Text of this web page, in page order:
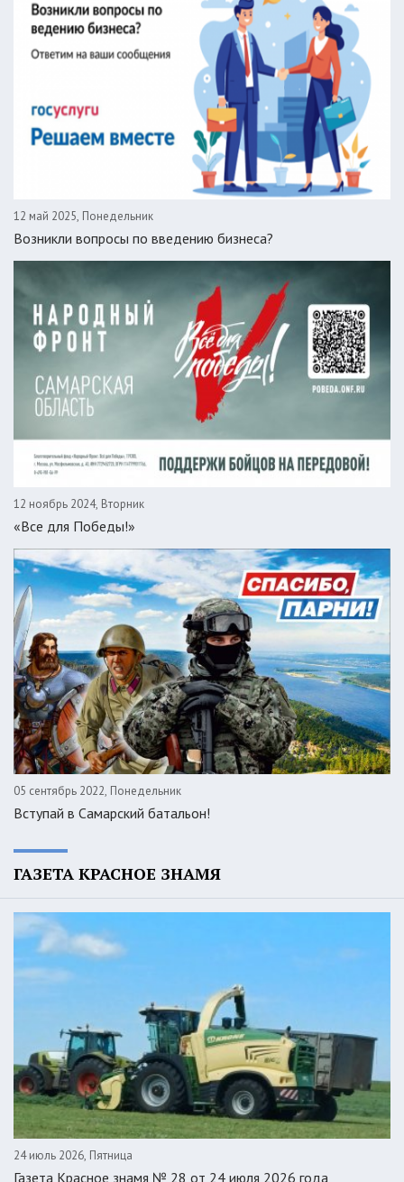
12 май 2025, Понедельник
Возникли вопросы по введению бизнеса?
12 ноябрь 2024, Вторник
«Все для Победы!»
05 сентябрь 2022, Понедельник
Вступай в Самарский батальон!
ГАЗЕТА КРАСНОЕ ЗНАМЯ
24 июль 2026, Пятница
Газета Красное знамя № 28 от 24 июля 2026 года